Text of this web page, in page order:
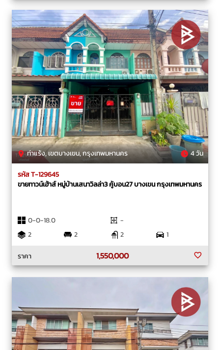
ท่าแร้ง, เขตบางเขน, กรุงเทพมหานคร 4 วัน
รหัส T-129645
ขายทาวน์เฮ้าส์ หมู่บ้านเสนาวิลล่า3 คู้บอน27 บางเขน กรุงเทพมหานคร
0-0-18.0
-
2
2 2
1
ราคา
1,550,000